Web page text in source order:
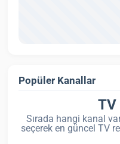
Popüler Kanallar
TV
Sırada hangi kanal
seçerek en güncel TV